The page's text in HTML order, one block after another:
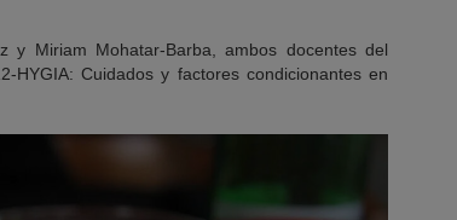
y Miriam Mohatar-Barba, ambos docentes del
HYGIA: Cuidados y factores condicionantes en